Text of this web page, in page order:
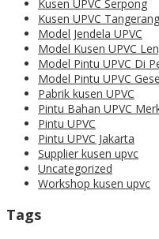
Kusen UPVC Serpong
Kusen UPVC Tangerang
Model Jendela UPVC
Model Kusen UPVC
Model Pintu UPVC Di
Model Pintu UPVC
Pabrik kusen UPVC
Pintu Bahan UPVC
Pintu UPVC
Pintu UPVC Jakarta
Supplier kusen upvc
Uncategorized
Workshop kusen upvc
Tags